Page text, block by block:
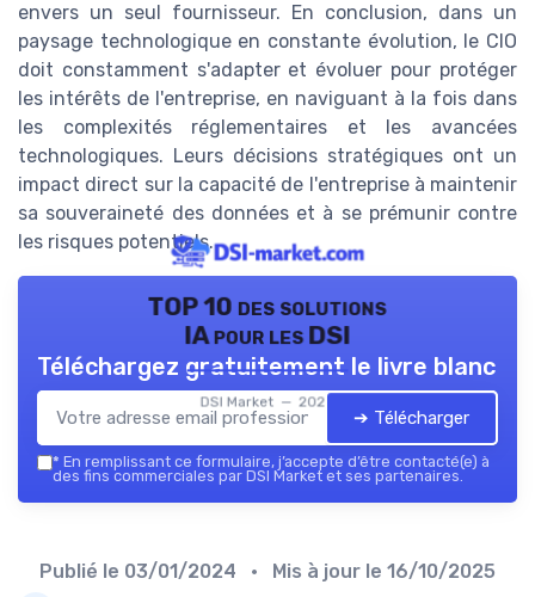
envers un seul fournisseur. En conclusion, dans un
paysage technologique en constante évolution, le CIO
doit constamment s'adapter et évoluer pour protéger
les intérêts de l'entreprise, en naviguant à la fois dans
les complexités réglementaires et les avancées
technologiques. Leurs décisions stratégiques ont un
impact direct sur la capacité de l'entreprise à maintenir
sa souveraineté des données et à se prémunir contre
les risques potentiels.
TOP 10 des solutions
IA pour les DSI
DSI Market — 2026
Téléchargez gratuitement le livre blanc
➔ Télécharger
* En remplissant ce formulaire, j’accepte d’être contacté(e) à
des fins commerciales par DSI Market et ses partenaires.
Publié le 03/01/2024 • Mis à jour le 16/10/2025